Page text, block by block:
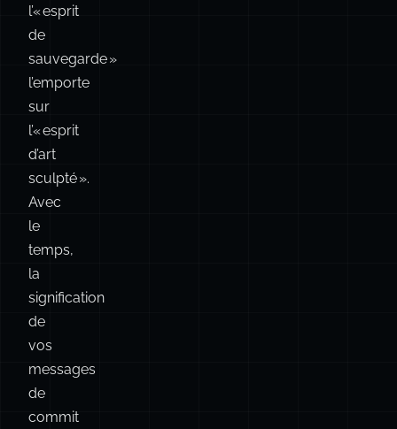
de
95 %
des
projets
d’entreprise,
l’« esprit
de
sauvegarde »
l’emporte
sur
l’« esprit
d’art
sculpté ».
Avec
le
temps,
la
signification